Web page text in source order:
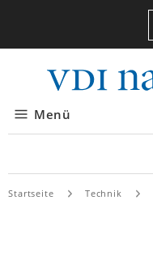
Menü
Startseite Technik